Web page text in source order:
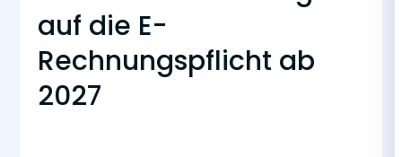
auf die E-
Rechnungspflicht ab
2027